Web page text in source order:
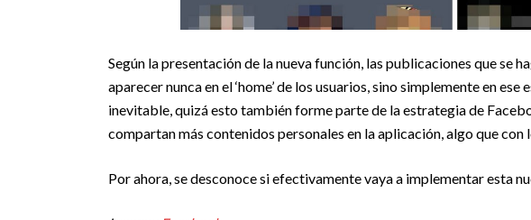
Según la presentación de la nueva función, las publicaciones que se
aparecer nunca en el ‘home’ de los usuarios, sino simplemente en
inevitable, quizá esto también forme parte de la estrategia de
compartan más contenidos personales en la aplicación, algo que con
Por ahora, se desconoce si efectivamente vaya a implementar esta